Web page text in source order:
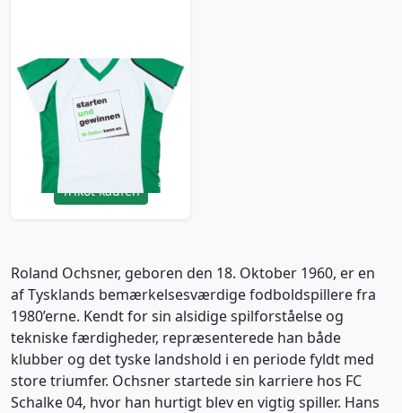
2000s St Gallen
Ochsner Hockey
Training Shirt - 6/10 -
(Women's L)
11.99£ · ca. €14
Trikot kaufen
Roland Ochsner, geboren den 18. Oktober 1960, er en
af Tysklands bemærkelsesværdige fodboldspillere fra
1980’erne. Kendt for sin alsidige spilforståelse og
tekniske færdigheder, repræsenterede han både
klubber og det tyske landshold i en periode fyldt med
store triumfer. Ochsner startede sin karriere hos FC
Schalke 04, hvor han hurtigt blev en vigtig spiller. Hans